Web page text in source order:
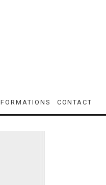
FORMATIONS CONTACT